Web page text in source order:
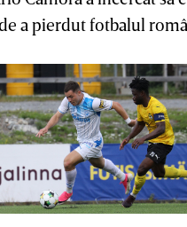
a fost demis de la
3 jucători sunt OUT
a pierdut fotbalul